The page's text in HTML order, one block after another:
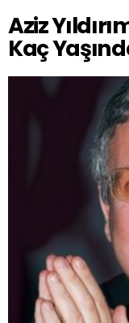
Aziz
Kaç